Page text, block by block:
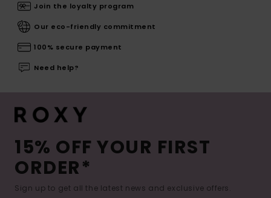
Join the loyalty program
Our eco-friendly commitment
100% secure payment
Need help?
15% OFF YOUR FIRST
ORDER*
Sign up to get all the latest news and exclusive offers.